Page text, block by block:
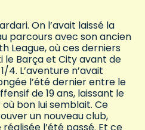
On l’avait laissé la
parcours avec son ancien
League, où ces derniers
Barça et City avant de
L’aventure n’avait
l’été dernier entre le
de 19 ans, laissant le
bon lui semblait. Ce
un nouveau club,
l’été passé. Et ce